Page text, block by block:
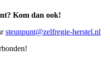
Kom dan ook!
steunpunt@zelfregie-herstel.nl